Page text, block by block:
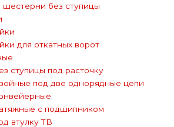
без ступицы
для откатных ворот
ступицы под расточку
под две однорядные цепи
с подшипником
втулку ТВ